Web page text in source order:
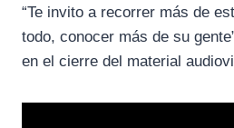
“Te invito a recorrer más de
todo, conocer más de su
en el cierre del material